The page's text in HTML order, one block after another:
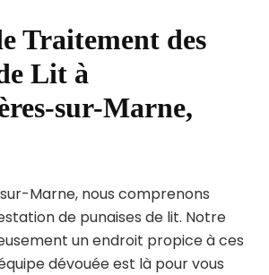
Traitement des
Lit à
sur-Marne,
Marne, nous comprenons
de punaises de lit. Notre
un endroit propice à ces
dévouée est là pour vous